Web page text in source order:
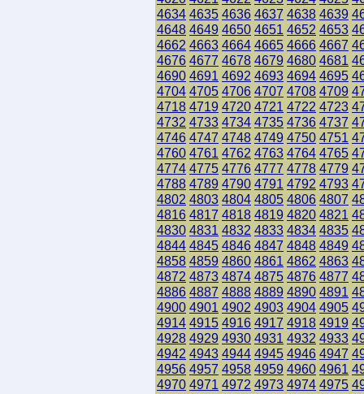
4634 4635 4636 4637 4638 4639
4648 4649 4650 4651 4652 4653
4662 4663 4664 4665 4666 4667
4676 4677 4678 4679 4680 4681
4690 4691 4692 4693 4694 4695
4704 4705 4706 4707 4708 4709
4718 4719 4720 4721 4722 4723
4732 4733 4734 4735 4736 4737
4746 4747 4748 4749 4750 4751
4760 4761 4762 4763 4764 4765
4774 4775 4776 4777 4778 4779
4788 4789 4790 4791 4792 4793
4802 4803 4804 4805 4806 4807
4816 4817 4818 4819 4820 4821
4830 4831 4832 4833 4834 4835
4844 4845 4846 4847 4848 4849
4858 4859 4860 4861 4862 4863
4872 4873 4874 4875 4876 4877
4886 4887 4888 4889 4890 4891
4900 4901 4902 4903 4904 4905
4914 4915 4916 4917 4918 4919
4928 4929 4930 4931 4932 4933
4942 4943 4944 4945 4946 4947
4956 4957 4958 4959 4960 4961
4970 4971 4972 4973 4974 4975